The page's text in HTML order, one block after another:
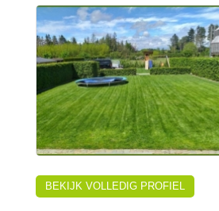
BEKIJK VOLLEDIG PROFIEL